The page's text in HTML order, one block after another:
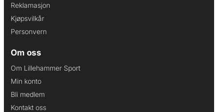
Reklamasjon
Kjøpsvilkår
Personvern
Om oss
Om Lillehammer Sport
Min konto
Bli medlem
Kontakt oss